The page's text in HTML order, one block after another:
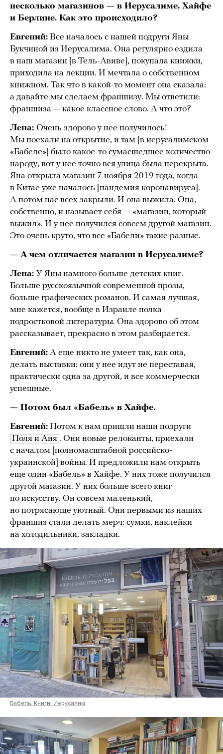
несколько магазинов — в Иерусалиме, Хайфе
и Берлине. Как это происходило?
Евгений: Все началось с нашей подруги Яны
Букчиной из Иерусалима. Она регулярно ездила
в наш магазин [в Тель-Авиве], покупала книжки,
приходила на лекции. И мечтала о собственном
книжном. Так что в какой-то момент она сказала:
а давайте мы сделаем франшизу. Мы ответили:
франшиза — какое классное слово. А что это?
Лена: Очень здорово у нее получилось!
Мы поехали на открытие, и там [в иерусалимском
«Бабеле»] было какое-то сумасшедшее количество
народу, вот у нее точно вся улица была перекрыта.
Яна открыла магазин 7 ноября 2019 года, когда
в Китае уже началось [пандемия коронавируса].
А потом нас всех закрыли. И она выжила. Она,
собственно, и называет себя — «магазин, который
выжил». И у нее получился совсем другой магазин.
Это очень круто, что все «Бабели» такие разные.
— А чем отличается магазин в Иерусалиме?
Лена: У Яны намного больше детских книг.
Больше русскоязычной современной прозы,
больше графических романов. И самая лучшая,
мне кажется, вообще в Израиле полка
подростковой литературы. Она здорово об этом
рассказывает, прекрасно в этом разбирается.
Евгений: А еще никто не умеет так, как она,
делать выставки: они у нее идут не переставая,
практически одна за другой, и все коммерчески
успешные.
— Потом был «Бабель» в Хайфе.
Евгений: Потом к нам пришли наши подруги
Поля и Аня . Они новые релоканты, приехали
с началом [полномасштабной российско-
украинской] войны. И предложили нам открыть
еще один «Бабель» в Хайфе. У них тоже получился
другой магазин. У них больше всего книг
по искусству. Он совсем маленький,
но потрясающе уютный. Они первыми из наших
франшиз стали делать мерч: сумки, наклейки
на холодильники, закладки.
Бабель. Книги. Иерусалим